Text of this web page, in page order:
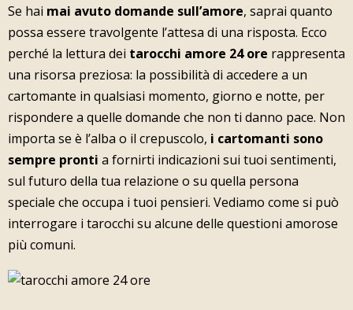
Se hai mai avuto domande sull’amore, saprai quanto
possa essere travolgente l’attesa di una risposta. Ecco
perché la lettura dei tarocchi amore 24 ore rappresenta
una risorsa preziosa: la possibilità di accedere a un
cartomante in qualsiasi momento, giorno e notte, per
rispondere a quelle domande che non ti danno pace. Non
importa se è l’alba o il crepuscolo, i cartomanti sono
sempre pronti a fornirti indicazioni sui tuoi sentimenti,
sul futuro della tua relazione o su quella persona
speciale che occupa i tuoi pensieri. Vediamo come si può
interrogare i tarocchi su alcune delle questioni amorose
più comuni.